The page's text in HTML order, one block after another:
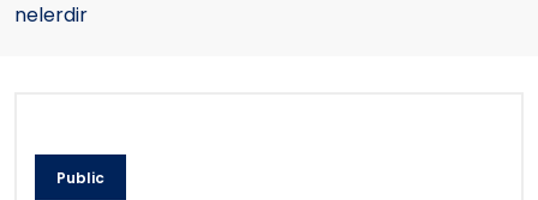
nelerdir
Public